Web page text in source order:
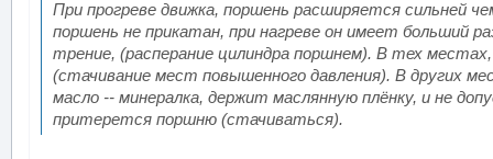
При прогреве движка, поршень расширяется сильней
поршень не прикатан, при нагреве он имеет больший
трение, (расперание цилиндра поршнем). В тех
(стачивание мест повышенного давления). В других
масло -- минералка, держит маслянную плёнку, и не
притерется поршню (стачиваться).